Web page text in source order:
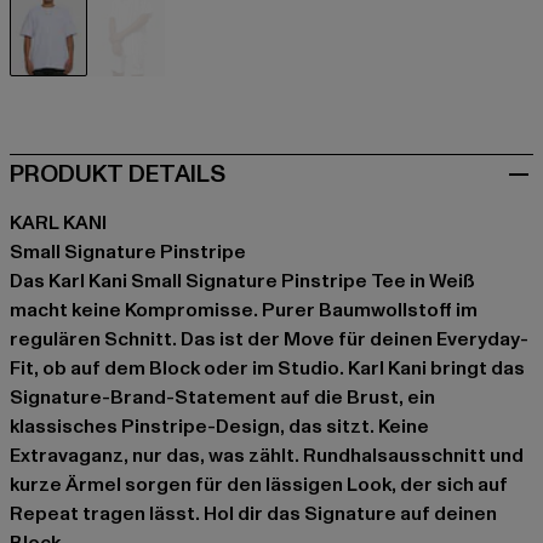
PRODUKT DETAILS
KARL KANI
Small Signature Pinstripe
Das Karl Kani Small Signature Pinstripe Tee in Weiß
macht keine Kompromisse. Purer Baumwollstoff im
regulären Schnitt. Das ist der Move für deinen Everyday-
Fit, ob auf dem Block oder im Studio. Karl Kani bringt das
Signature-Brand-Statement auf die Brust, ein
klassisches Pinstripe-Design, das sitzt. Keine
Extravaganz, nur das, was zählt. Rundhalsausschnitt und
kurze Ärmel sorgen für den lässigen Look, der sich auf
Repeat tragen lässt. Hol dir das Signature auf deinen